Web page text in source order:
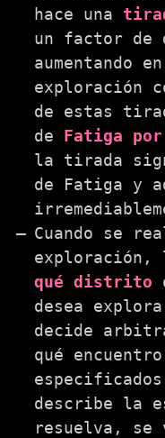
hace una
un factor de
aumentando
exploración
de estas
de Fatiga por
la tirada
de Fatiga y
Cuando se
exploración,
qué distrito
desea
decide
qué
describe la
resuelva, se